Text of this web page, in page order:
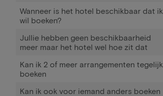
Wanneer is het hotel beschikbaar dat ik
wil boeken?
Jullie hebben geen beschikbaarheid
meer maar het hotel wel hoe zit dat
Kan ik 2 of meer arrangementen tegelijk
boeken
Kan ik ook voor iemand anders boeken